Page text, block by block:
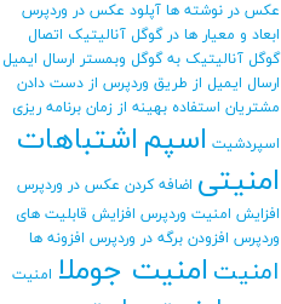
عکس در نوشته ها آپلود عکس در وردپرس
ابعاد و معیار ها در گوگل آنالیتیک اتصال
گوگل آنالیتیک به گوگل وبمستر ارسال ایمیل
ارسال ایمیل از طریق وردپرس از دست دادن
مشتریان استفاده بهینه از زمان برنامه ریزی
اسپردشیت اسپم اشتباهات
امنیتی اضافه کردن عکس در وردپرس
افزایش امنیت وردپرس افزایش قابلیت های
وردپرس افزودن برگه در وردپرس افزونه ها
امنیت امنیت جوملا امنیت